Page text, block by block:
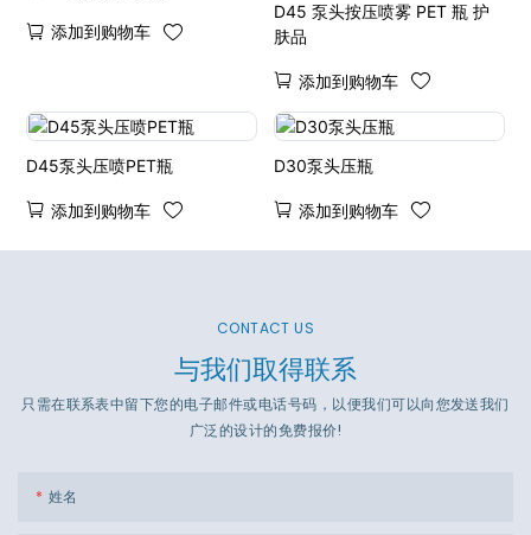
添加到购物车
D45 泵头按压喷雾 PET 瓶 护
肤品
添加到购物车
D45泵头压喷PET瓶
添加到购物车
D30泵头压瓶
添加到购物车
CONTACT US
与我们取得联系
只需在联系表中留下您的电子邮件或电话号码，以便我们可以向您发送我们
广泛的设计的免费报价!
姓名